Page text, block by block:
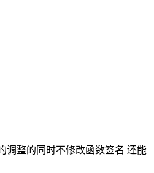
调整的同时不修改函数签名 还能